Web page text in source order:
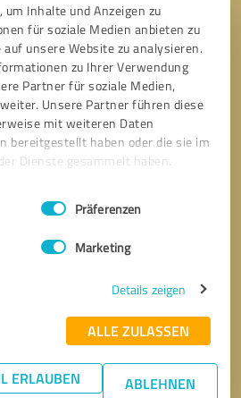
Inhalte und Anzeigen zu
für soziale Medien anbieten zu
unsere Website zu analysieren.
zu Ihrer Verwendung
Partner für soziale Medien,
Unsere Partner führen diese
mit weiteren Daten
bereitgestellt haben oder die sie im
Dienste gesammelt haben.
Präferenzen
Marketing
Details zeigen
ALLE ZULASSEN
ERLAUBEN ABLEHNEN